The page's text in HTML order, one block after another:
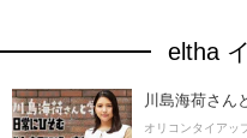
eltha
川島海荷さん
オリコンタイアッ